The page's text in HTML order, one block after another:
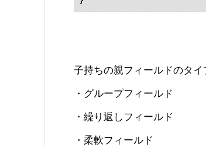
子持ちの親フィールドのタイ
・グループフィールド
・繰り返しフィールド
・柔軟フィールド